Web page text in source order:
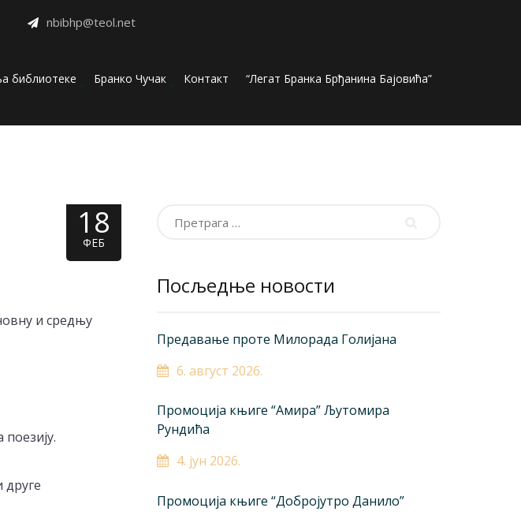
nbibhp@teol.net
библиотеке Бранко Чучак Контакт “Легат Бранка Брђанина Бајовића”
18
ФЕБ
и средњу
друге
Посљедње новости
Предавање проте Милорада Голијана
6. август 2026.
Промоција књиге “Амира” Љутомира
Рундића
4. јун 2026.
Промоција књиге “Добројутро Данило”